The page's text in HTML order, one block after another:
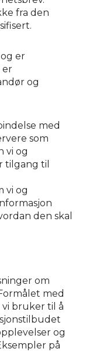
fra den
er
er
og
med
som
vi og
tilgang til
vi og
den skal
om
med
bruker til å
og
på